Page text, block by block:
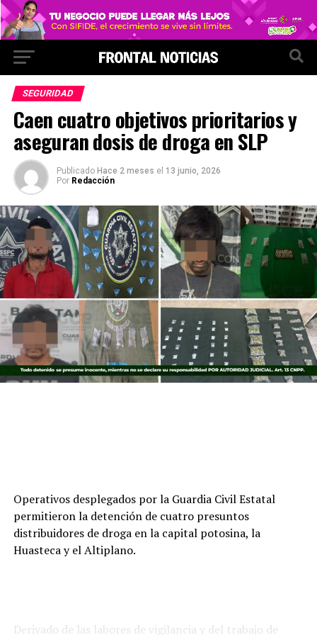
SEGURIDAD
Caen cuatro objetivos prioritarios y
aseguran dosis de droga en SLP
Publicado Hace 2 meses el 13 junio, 2026
Por Redacción
Operativos desplegados por la Guardia Civil Estatal
permitieron la detención de cuatro presuntos
distribuidores de droga en la capital potosina, la
Huasteca y el Altiplano.
Derivado de las labores de vigilancia y del trabajo de